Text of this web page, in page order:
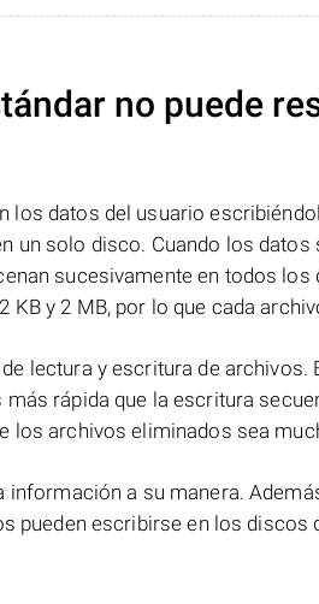
no puede
los datos del usuario
un solo disco. Cuando los datos
sucesivamente en todos
y 2 MB, por lo que cada
lectura y escritura de archivos.
rápida que la escritura
los archivos eliminados sea
información a su manera.
pueden escribirse en los discos